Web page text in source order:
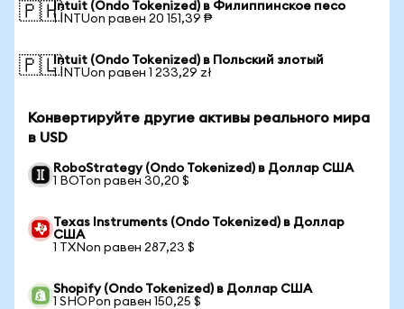
🇵🇭Intuit (Ondo Tokenized) в Филиппинское песо
1 INTUon равен 20 151,39 ₱
🇵🇱Intuit (Ondo Tokenized) в Польский злотый
1 INTUon равен 1 233,29 zł
Конвертируйте другие активы реального мира
в USD
RoboStrategy (Ondo Tokenized) в Доллар США
1 BOTon равен 30,20 $
Texas Instruments (Ondo Tokenized) в Доллар
США
1 TXNon равен 287,23 $
Shopify (Ondo Tokenized) в Доллар США
1 SHOPon равен 150,25 $